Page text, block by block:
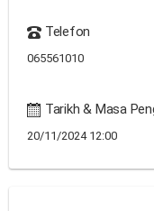
Telefon
065561010
Tarikh & Masa
20/11/2024 12:00